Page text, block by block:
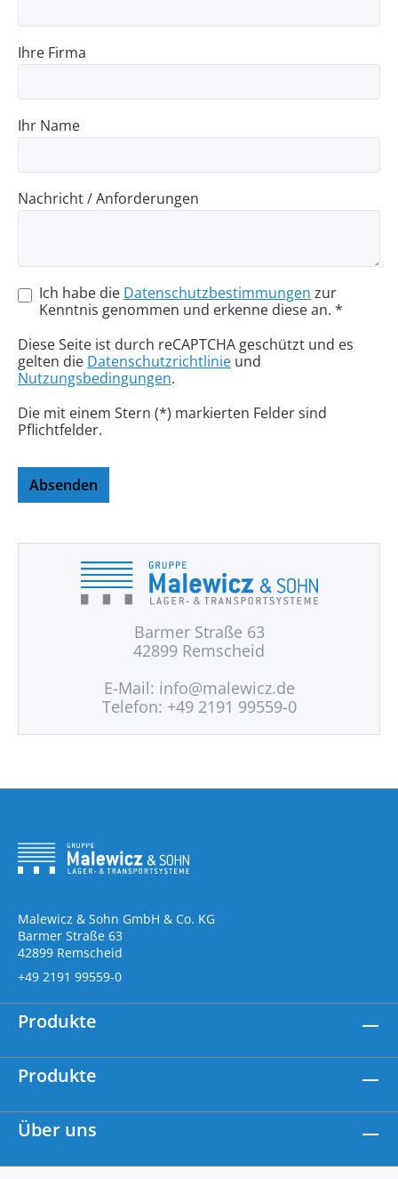
Ihre Firma
Ihr Name
Nachricht / Anforderungen
Ich habe die Datenschutzbestimmungen zur
Kenntnis genommen und erkenne diese an. *
Diese Seite ist durch reCAPTCHA geschützt und es
gelten die Datenschutzrichtlinie und
Nutzungsbedingungen.
Die mit einem Stern (*) markierten Felder sind
Pflichtfelder.
Absenden
Barmer Straße 63
42899 Remscheid
E-Mail: info@malewicz.de
Telefon: +49 2191 99559-0
Malewicz & Sohn GmbH & Co. KG
Barmer Straße 63
42899 Remscheid
+49 2191 99559-0
Produkte
Produkte
Über uns